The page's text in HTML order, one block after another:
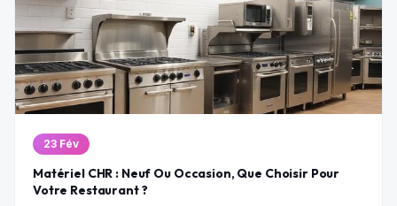
23 Fév
Matériel CHR : Neuf Ou Occasion, Que Choisir Pour
Votre Restaurant ?